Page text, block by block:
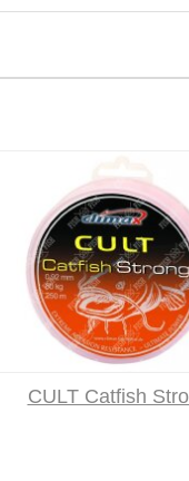
CULT Catfish